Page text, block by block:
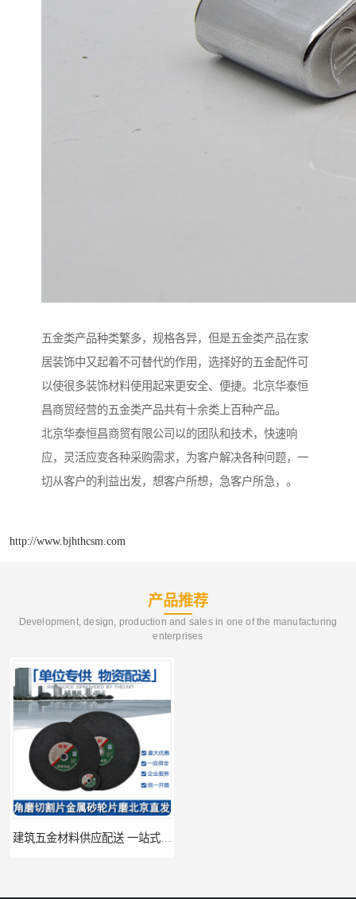
五金类产品种类繁多，规格各异，但是五金类产品在家
居装饰中又起着不可替代的作用，选择好的五金配件可
以使很多装饰材料使用起来更安全、便捷。北京华泰恒
昌商贸经营的五金类产品共有十余类上百种产品。
北京华泰恒昌商贸有限公司以的团队和技术，快速响
应，灵活应变各种采购需求，为客户解决各种问题，一
切从客户的利益出发，想客户所想，急客户所急，。
http://www.bjhthcsm.com
产品推荐
Development, design, production and sales in one of the manufacturing
enterprises
建筑五金材料供应配送 一站式五金材料供应商